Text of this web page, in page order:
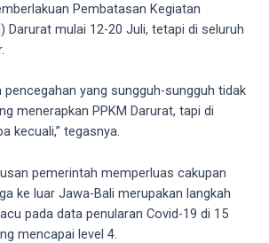
Pembatasan Kegiatan
Darurat mulai 12-20 Juli, tetapi di seluruh
pencegahan yang sungguh-sungguh tidak
menerapkan PPKM Darurat, tapi di
kecuali,” tegasnya.
pemerintah memperluas cakupan
ke luar Jawa-Bali merupakan langkah
pada data penularan Covid-19 di 15
mencapai level 4.